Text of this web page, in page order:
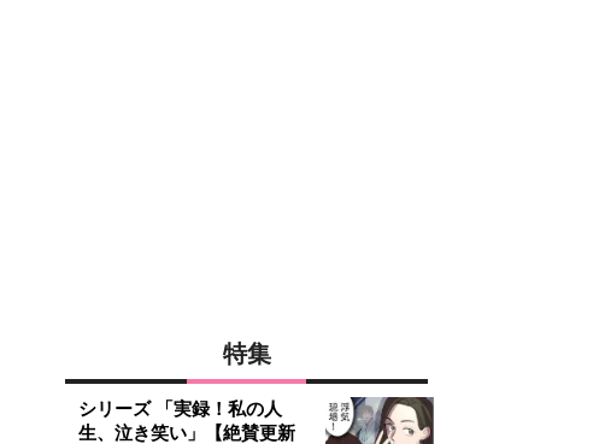
特集
シリーズ 「実録！私の人
生、泣き笑い」【絶賛更新